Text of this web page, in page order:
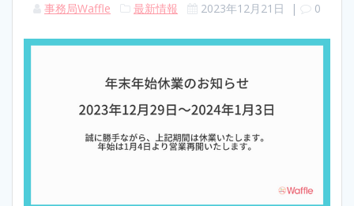
事務局Waffle 最新情報 2023年12月21日 | 0